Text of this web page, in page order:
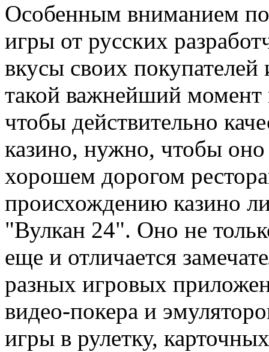
Особенным вниманием
игры от русских
вкусы своих
такой важнейший момент
чтобы действительно
казино, нужно, чтобы оно
хорошем дорогом
происхождению казино
"Вулкан 24". Оно не
еще и отличается
разных игровых
видео-покера и
игры в рулетку,